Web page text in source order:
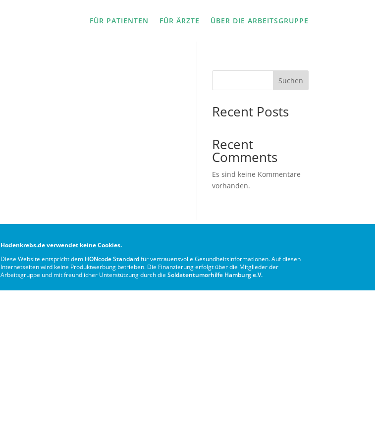
FÜR PATIENTEN FÜR ÄRZTE ÜBER DIE ARBEITSGRUPPE
Suchen
Recent Posts
Recent
Comments
Es sind keine Kommentare
vorhanden.
Hodenkrebs.de verwendet keine Cookies.
Diese Website entspricht dem HONcode Standardfür vertrauensvolle Gesundheitsinformationen. Auf diesen
Internetseiten wird keine Produktwerbung betrieben. Die Finanzierung erfolgt über die Mitglieder der
Arbeitsgruppe und mit freundlicher Unterstützung durch dieSoldatentumorhilfe Hamburg e.V.